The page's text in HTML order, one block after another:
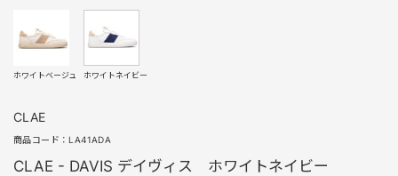
ホワイトベージュ ホワイトネイビー
CLAE
商品コード：LA41ADA
CLAE - DAVIS デイヴィス ホワイトネイビー